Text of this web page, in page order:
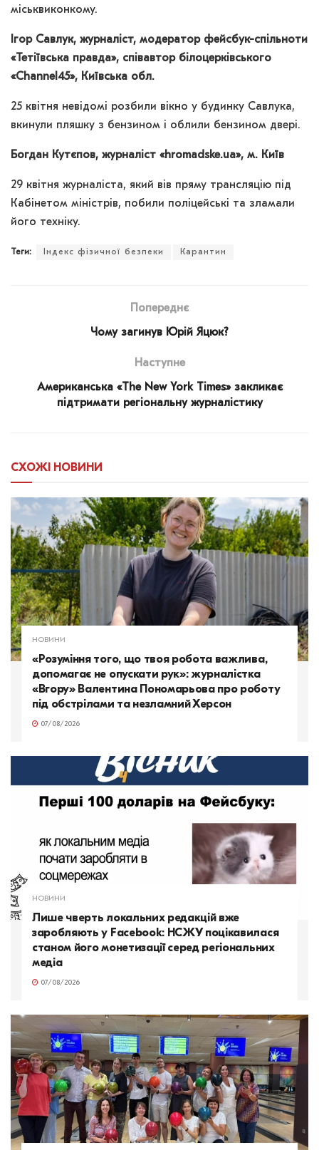
міськвиконкому.
Ігор Савлук, журналіст, модератор фейсбук-спільноти
«Тетіївська правда», співавтор білоцерківського
«Channel45», Київська обл.
25 квітня невідомі розбили вікно у будинку Савлука,
вкинули пляшку з бензином і облили бензином двері.
Богдан Кутєпов, журналіст «hromadske.ua», м. Київ
29 квітня журналіста, який вів пряму трансляцію під
Кабінетом міністрів, побили поліцейські та зламали
його техніку.
Теги: Індекс фізичної безпеки Карантин
Попереднє
Чому загинув Юрій Яцюк?
Наступне
Американська «The New York Times» закликає
підтримати регіональну журналістику
СХОЖІ НОВИНИ
НОВИНИ
«Розуміння того, що твоя робота важлива,
допомагає не опускати рук»: журналістка
«Вгору» Валентина Пономарьова про роботу
під обстрілами та незламний Херсон
07/08/2026
НОВИНИ
Лише чверть локальних редакцій вже
заробляють у Facebook: НСЖУ поцікавилася
станом його монетизації серед регіональних
медіа
07/08/2026